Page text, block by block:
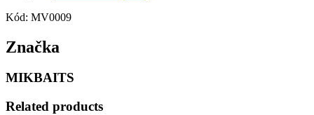
Kód: MV0009
Značka
MIKBAITS
Related products